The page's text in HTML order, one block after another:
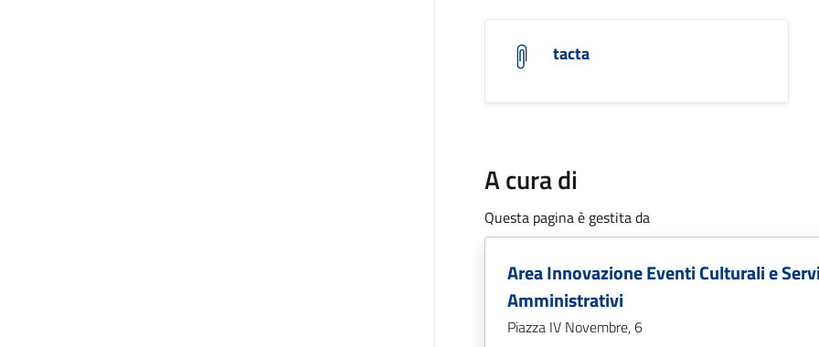
tacta
A cura di
Questa pagina è gestita da
Area Innovazione Eventi Culturali e
Amministrativi
Piazza IV Novembre, 6